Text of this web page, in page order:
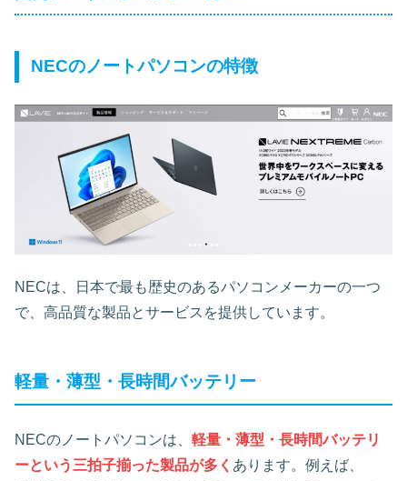
NECのノートパソコンの特徴
NECは、日本で最も歴史のあるパソコンメーカーの一つ
で、高品質な製品とサービスを提供しています。
軽量・薄型・長時間バッテリー
NECのノートパソコンは、 軽量・薄型・長時間バッテリ
ーという三拍子揃った製品が多く あります。例えば、